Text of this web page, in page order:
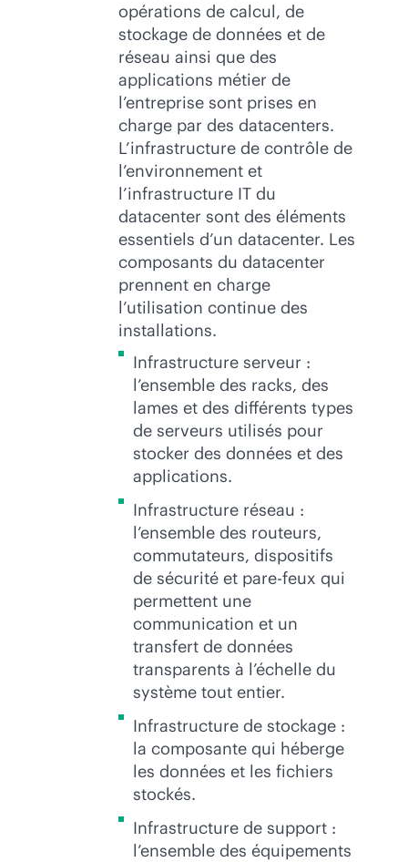
opérations de calcul, de
stockage de données et de
réseau ainsi que des
applications métier de
l’entreprise sont prises en
charge par des datacenters.
L’infrastructure de contrôle de
l’environnement et
l’infrastructure IT du
datacenter sont des éléments
essentiels d’un datacenter. Les
composants du datacenter
prennent en charge
l’utilisation continue des
installations.
Infrastructure serveur :
l’ensemble des racks, des
lames et des différents types
de serveurs utilisés pour
stocker des données et des
applications.
Infrastructure réseau :
l’ensemble des routeurs,
commutateurs, dispositifs
de sécurité et pare-feux qui
permettent une
communication et un
transfert de données
transparents à l’échelle du
système tout entier.
Infrastructure de stockage :
la composante qui héberge
les données et les fichiers
stockés.
Infrastructure de support :
l’ensemble des équipements